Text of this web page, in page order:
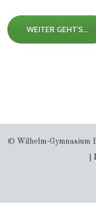
WEITER GEHT'S...
© Wilhelm-Gymnasium